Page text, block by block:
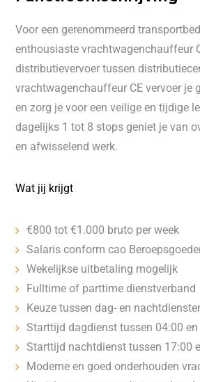
Voor een gerenommeerd
enthousiaste vrachtwagenchauffeur
distributievervoer tussen
vrachtwagenchauffeur CE vervoer je
en zorg je voor een veilige en tijdige
dagelijks 1 tot 8 stops geniet je van
en afwisselend werk.
Wat jij krijgt
€800 tot €1.000 bruto per week
Salaris conform cao
Wekelijkse uitbetaling mogelijk
Fulltime of parttime dienstverband
Keuze tussen dag- en
Starttijd dagdienst tussen 04:00
Starttijd nachtdienst tussen 17:00
Moderne en goed onderhouden